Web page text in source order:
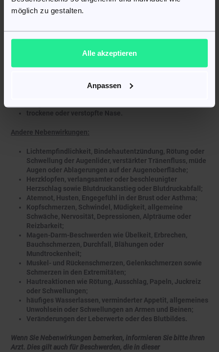
möglich zu gestalten.
Alle akzeptieren
Anpassen
Lichtblitze;
Schwellungen im Bereich der Augen;
Sehnervs;
Schläfrigkeit;
unregelmäßiger Herzschlag;
generalisierter Juckreiz oder juckender Hautausschlag;
trockene oder verstopfte Nase.
Andere Nebenwirkungen:
Lichtempfindlichkeit, Bindehautentzündung, Rötung oder
Schwellung der Augenlider, verstärkter Tränenfluss, müde
Augen oder Ablagerungen auf der Augenoberfläche;
Herzklopfen, verlangsamter oder beschleunigter
Herzschlag sowie Blutdruckanstieg oder Blutdruckabfall;
Atemnot, Husten, Engegefühl in der Brust oder Asthma;
Kopfschmerzen, Schwindel, Müdigkeit, allgemeine
Schwäche, Nervosität, Depressionen, Alpträume oder
Reizbarkeit;
Magen-Darm-Beschwerden wie Übelkeit, Erbrechen,
Bauchschmerzen, Durchfall, Blähungen oder
Mundtrockenheit;
Muskel- und Rückenschmerzen, Gelenkschmerzen sowie
Schmerzen in den Extremitäten;
Hautreaktionen wie Rötung, Ausschlag, Papeln, Juckreiz
oder Schwellungen;
häufiges Wasserlassen, verminderter Appetit, allgemeines
Unwohlsein oder Schwellungen an Armen und Beinen;
Veränderungen der Leberwerte oder des Blutbildes.
Wenn Sie Nebenwirkungen bemerken, informieren Sie bitte Ihren
Arzt. Dies gilt auch für Beschwerden, die in dieser